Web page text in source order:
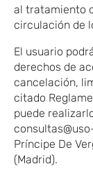
al tratamiento
circulación de
El usuario
derechos de
cancelación,
citado
puede
Príncipe De
(Madrid).